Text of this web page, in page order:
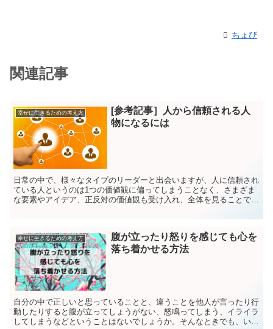
ちょび
関連記事
幸せに生きるための考え方
[参考記事］人から信頼される人
物になるには
日常の中で、様々なタイプのリーダーと出会いますが、人に信頼され
ている人というのは1つの価値観に偏ってしまうことなく、さまざま
な要素やアイデア、正反対の価値観も受け入れ、全体を見ることで最
幸せに生きるための考え方
腹が立ったり怒りを感じても心を
落ち着かせる方法
自分の中で正しいと思っていることと、違うことを他人が言ったり行
動したりすると腹が立ってしょうがない、怒鳴ってしまう、イライラ
してしまうなどということはないでしょうか。そんなときでも、いっ